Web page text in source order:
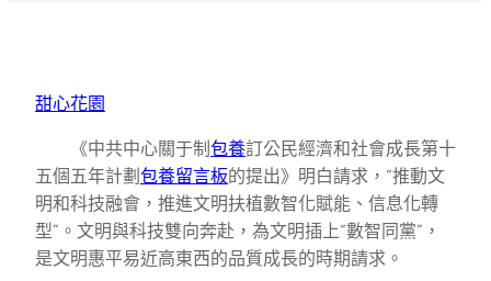
甜心花園
《中共中心關于制 包養訂公民經濟和社會成長第十
五個五年計劃 包養留言板的提出》明白請求，“推動文
明和科技融會，推進文明扶植數智化賦能、信息化轉
型”。文明與科技雙向奔赴，為文明插上“數智同黨”，
是文明惠平易近高東西的品質成長的時期請求。